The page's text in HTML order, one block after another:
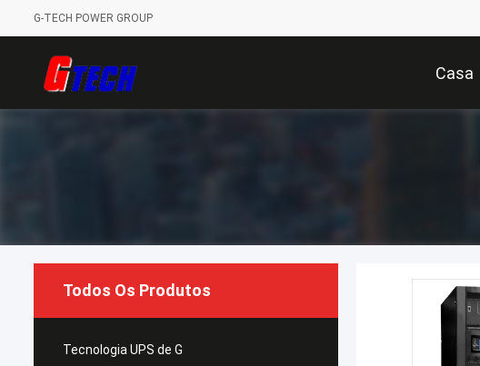
G-TECH POWER GROUP
Casa
Todos Os Produtos
Tecnologia UPS de G